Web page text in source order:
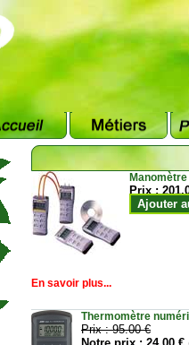
Prix :
Ajouter
En savoir plus...
Thermomètre
Prix :95.00 €